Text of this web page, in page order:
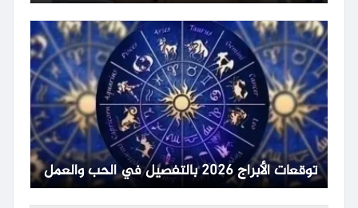
توقعات الأبراج 2026 بالتفصيل في الحب والعمل